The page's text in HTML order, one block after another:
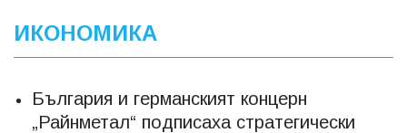
ИКОНОМИКА
България и германският концерн
„Райнметал“ подписаха стратегически